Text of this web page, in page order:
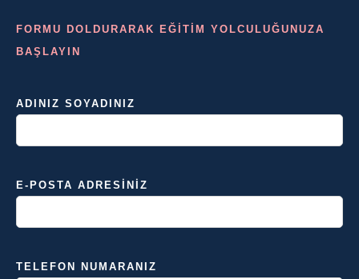
FORMU DOLDURARAK EĞİTİM YOLCULUĞUNUZA
BAŞLAYIN
ADINIZ SOYADINIZ
E-POSTA ADRESINIZ
TELEFON NUMARANIZ